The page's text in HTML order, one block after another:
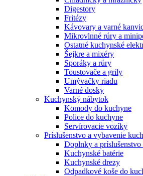
Digestory
Fritézy
Kávovary a varné
Mikrovlnné rúry a
Ostatné kuchynské
Šejkre a mixéry
Sporáky a rúry
Toustovače a grily
Umývačky riadu
Varné dosky
Kuchynský nábytok
Komody do kuchyne
Police do kuchyne
Servírovacie vozíky
Príslušenstvo a vybavenie
Doplnky a
Kuchynské batérie
Kuchynské drezy
Odpadkové koše do